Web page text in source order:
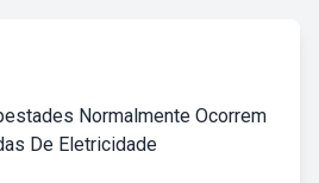
Normalmente Ocorrem
De Eletricidade